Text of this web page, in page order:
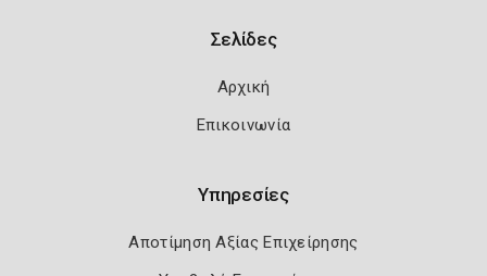
Σελίδες
Αρχική
Επικοινωνία
Υπηρεσίες
Αποτίμηση Αξίας Επιχείρησης